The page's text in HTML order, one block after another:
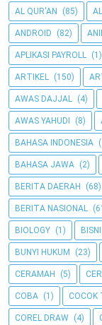
AL QUR'AN (85)
ANDROID (82)
APLIKASI PAYROLL (1)
ARTIKEL (150)
AWAS DAJJAL (4)
AWAS YAHUDI (8)
BAHASA INDONESIA
BAHASA JAWA (2)
BERITA DAERAH (68)
BERITA NASIONAL
BIOLOGY (1)
BUNYI HUKUM (23)
CERAMAH (5)
COBA (1) COCOK
COREL DRAW (4)